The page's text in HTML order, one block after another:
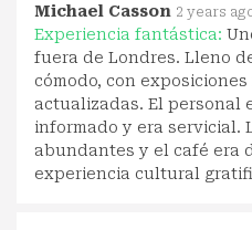
Michael Casson 2 years
Experiencia fantástica:
fuera de Londres. Lleno
cómodo, con
actualizadas. El personal
informado y era servicial.
abundantes y el café era
experiencia cultural